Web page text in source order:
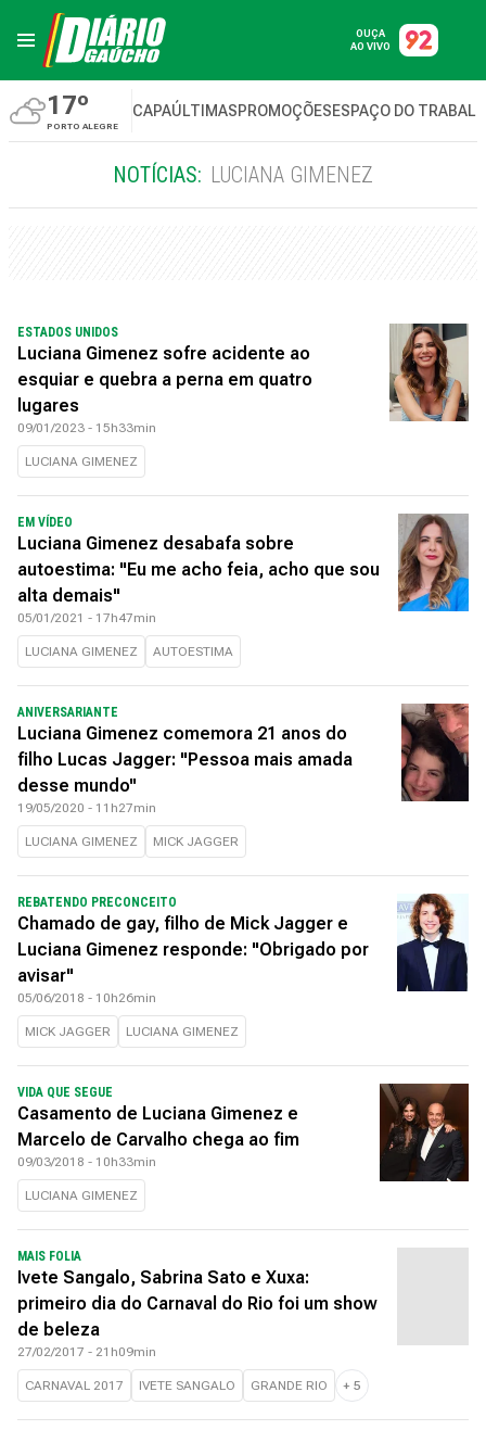
OUÇA
AO VIVO
17º
PORTO ALEGRE
CAPAÚLTIMASPROMOÇÕESESPAÇO DO
NOTÍCIAS: LUCIANA GIMENEZ
ESTADOS UNIDOS
Luciana Gimenez sofre acidente ao
esquiar e quebra a perna em quatro
lugares
09/01/2023 - 15h33min
LUCIANA GIMENEZ
EM VÍDEO
Luciana Gimenez desabafa sobre
autoestima: "Eu me acho feia, acho que sou
alta demais"
05/01/2021 - 17h47min
LUCIANA GIMENEZ AUTOESTIMA
ANIVERSARIANTE
Luciana Gimenez comemora 21 anos do
filho Lucas Jagger: "Pessoa mais amada
desse mundo''
19/05/2020 - 11h27min
LUCIANA GIMENEZ MICK JAGGER
REBATENDO PRECONCEITO
Chamado de gay, filho de Mick Jagger e
Luciana Gimenez responde: "Obrigado por
avisar"
05/06/2018 - 10h26min
MICK JAGGER LUCIANA GIMENEZ
VIDA QUE SEGUE
Casamento de Luciana Gimenez e
Marcelo de Carvalho chega ao fim
09/03/2018 - 10h33min
LUCIANA GIMENEZ
MAIS FOLIA
Ivete Sangalo, Sabrina Sato e Xuxa:
primeiro dia do Carnaval do Rio foi um show
de beleza
27/02/2017 - 21h09min
CARNAVAL 2017 IVETE SANGALO GRANDE RIO + 5